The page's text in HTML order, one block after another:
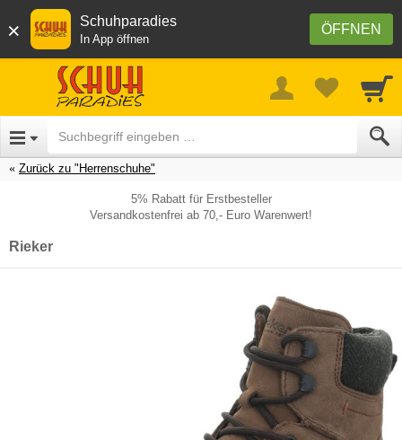
× ÖFFNEN
Schuhparadies
In App öffnen
Zurück zu "Herrenschuhe"
5% Rabatt für Erstbesteller
Versandkostenfrei ab 70,- Euro Warenwert!
Rieker